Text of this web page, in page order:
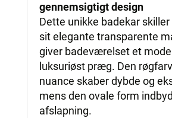
gennemsigtigt design
Dette unikke badekar skiller
sit elegante transparente
giver badeværelset et
luksuriøst præg. Den
nuance skaber dybde og
mens den ovale form
afslapning.